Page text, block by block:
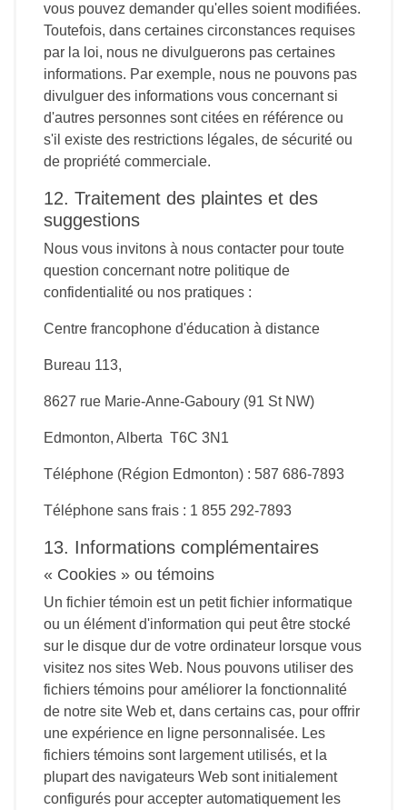
vous pouvez demander qu'elles soient modifiées.
Toutefois, dans certaines circonstances requises
par la loi, nous ne divulguerons pas certaines
informations. Par exemple, nous ne pouvons pas
divulguer des informations vous concernant si
d'autres personnes sont citées en référence ou
s'il existe des restrictions légales, de sécurité ou
de propriété commerciale.
12. Traitement des plaintes et des
suggestions
Nous vous invitons à nous contacter pour toute
question concernant notre politique de
confidentialité ou nos pratiques :
Centre francophone d'éducation à distance
Bureau 113,
8627 rue Marie-Anne-Gaboury (91 St NW)
Edmonton, Alberta T6C 3N1
Téléphone (Région Edmonton) : 587 686-7893
Téléphone sans frais : 1 855 292-7893
13. Informations complémentaires
« Cookies » ou témoins
Un fichier témoin est un petit fichier informatique
ou un élément d'information qui peut être stocké
sur le disque dur de votre ordinateur lorsque vous
visitez nos sites Web. Nous pouvons utiliser des
fichiers témoins pour améliorer la fonctionnalité
de notre site Web et, dans certains cas, pour offrir
une expérience en ligne personnalisée. Les
fichiers témoins sont largement utilisés, et la
plupart des navigateurs Web sont initialement
configurés pour accepter automatiquement les